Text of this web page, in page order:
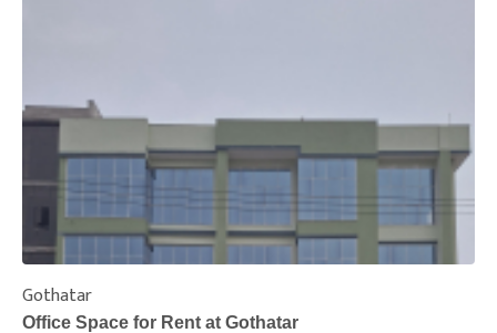
Gothatar
Office Space for Rent at Gothatar